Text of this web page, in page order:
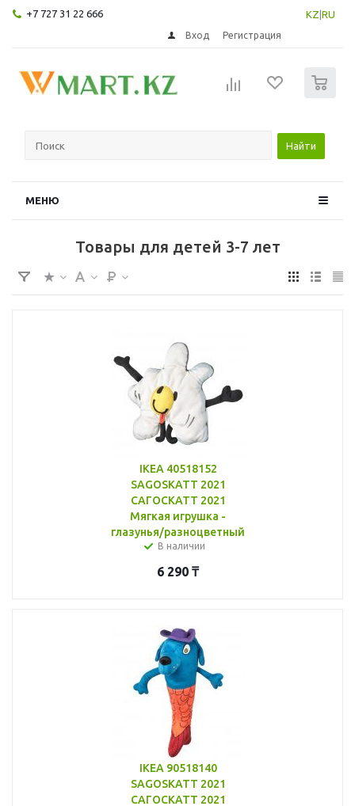
+7 727 31 22 666 KZ RU
Вход Регистрация
Найти
МЕНЮ
Товары для детей 3-7 лет
IKEA 40518152
SAGOSKATT 2021
САГОСКАТТ 2021
Мягкая игрушка -
глазунья/разноцветный
В наличии
6 290 ₸
IKEA 90518140
SAGOSKATT 2021
САГОСКАТТ 2021